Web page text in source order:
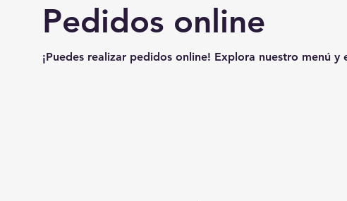
Pedidos online
¡Puedes realizar pedidos online! Explora nuestro menú